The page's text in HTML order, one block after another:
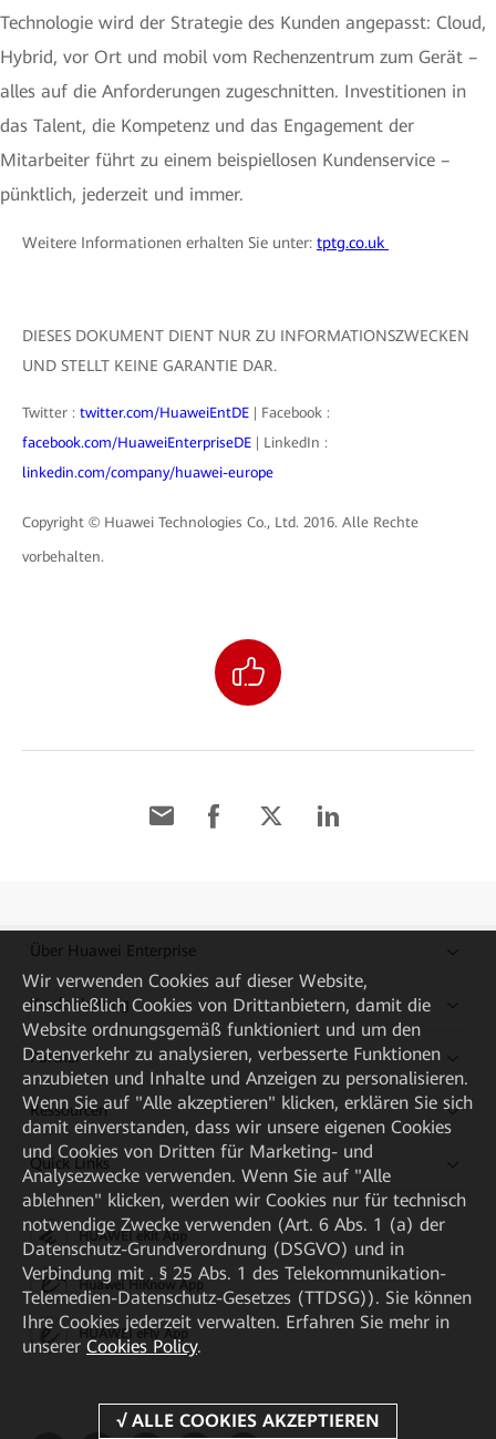
Technologie wird der Strategie des Kunden angepasst: Cloud,
Hybrid, vor Ort und mobil vom Rechenzentrum zum Gerät –
alles auf die Anforderungen zugeschnitten. Investitionen in
das Talent, die Kompetenz und das Engagement der
Mitarbeiter führt zu einem beispiellosen Kundenservice –
pünktlich, jederzeit und immer.
Weitere Informationen erhalten Sie unter: tptg.co.uk
DIESES DOKUMENT DIENT NUR ZU INFORMATIONSZWECKEN
UND STELLT KEINE GARANTIE DAR.
Twitter : twitter.com/HuaweiEntDE | Facebook :
facebook.com/HuaweiEnterpriseDE | LinkedIn :
linkedin.com/company/huawei-europe
Copyright © Huawei Technologies Co., Ltd. 2016. Alle Rechte
vorbehalten.
Über Huawei Enterprise
Kaufanleitung
Partner
Ressourcen
Quick Links
HUAWEI eKit App
Huawei HiKnow App
HUAWEI eFly App
Wir verwenden Cookies auf dieser Website,
einschließlich Cookies von Drittanbietern, damit die
Website ordnungsgemäß funktioniert und um den
Datenverkehr zu analysieren, verbesserte Funktionen
anzubieten und Inhalte und Anzeigen zu personalisieren.
Wenn Sie auf "Alle akzeptieren" klicken, erklären Sie sich
damit einverstanden, dass wir unsere eigenen Cookies
und Cookies von Dritten für Marketing- und
Analysezwecke verwenden. Wenn Sie auf "Alle
ablehnen" klicken, werden wir Cookies nur für technisch
notwendige Zwecke verwenden (Art. 6 Abs. 1 (a) der
Datenschutz-Grundverordnung (DSGVO) und in
Verbindung mit . § 25 Abs. 1 des Telekommunikation-
Telemedien-Datenschutz-Gesetzes (TTDSG)). Sie können
Ihre Cookies jederzeit verwalten. Erfahren Sie mehr in
unserer Cookies Policy.